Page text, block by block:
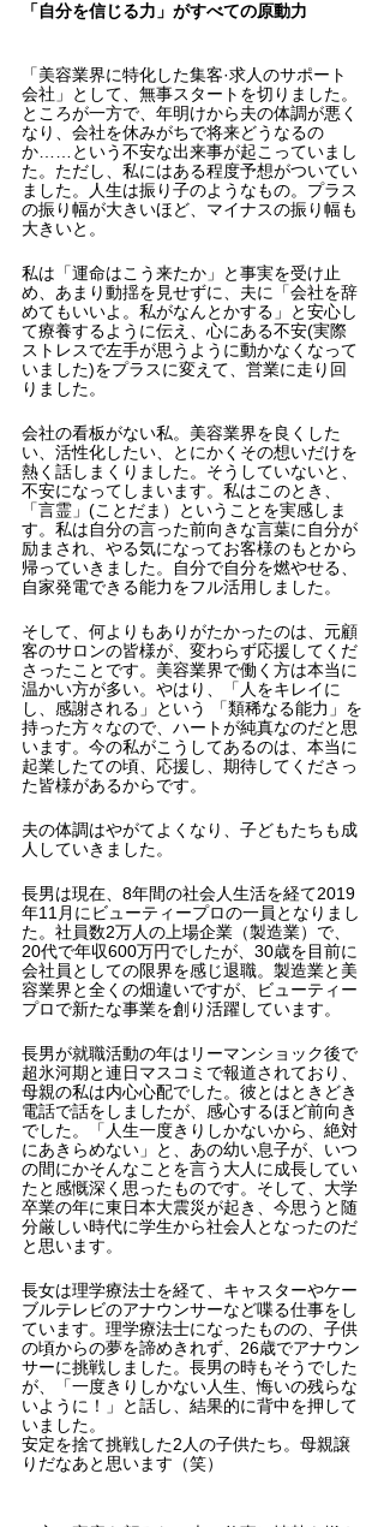
「自分を信じる力」がすべての原動力
「美容業界に特化した集客·求人のサポート
会社」として、無事スタートを切りました。
ところが一方で、年明けから夫の体調が悪く
なり、会社を休みがちで将来どうなるの
か……という不安な出来事が起こっていまし
た。ただし、私にはある程度予想がついてい
ました。人生は振り子のようなもの。プラス
の振り幅が大きいほど、マイナスの振り幅も
大きいと。
私は「運命はこう来たか」と事実を受け止
め、あまり動揺を見せずに、夫に「会社を辞
めてもいいよ。私がなんとかする」と安心し
て療養するように伝え、心にある不安(実際
ストレスで左手が思うように動かなくなって
いました)をプラスに変えて、営業に走り回
りました。
会社の看板がない私。美容業界を良くした
い、活性化したい、とにかくその想いだけを
熱く話しまくりました。そうしていないと、
不安になってしまいます。私はこのとき、
「言霊」(ことだま）ということを実感しま
す。私は自分の言った前向きな言葉に自分が
励まされ、やる気になってお客様のもとから
帰っていきました。自分で自分を燃やせる、
自家発電できる能力をフル活用しました。
そして、何よりもありがたかったのは、元顧
客のサロンの皆様が、変わらず応援してくだ
さったことです。美容業界で働く方は本当に
温かい方が多い。やはり、「人をキレイに
し、感謝される」という 「類稀なる能力」を
持った方々なので、ハートが純真なのだと思
います。今の私がこうしてあるのは、本当に
起業したての頃、応援し、期待してくださっ
た皆様があるからです。
夫の体調はやがてよくなり、子どもたちも成
人していきました。
長男は現在、8年間の社会人生活を経て2019
年11月にビューティープロの一員となりまし
た。社員数2万人の上場企業（製造業）で、
20代で年収600万円でしたが、30歳を目前に
会社員としての限界を感じ退職。製造業と美
容業界と全くの畑違いですが、ビューティー
プロで新たな事業を創り活躍しています。
長男が就職活動の年はリーマンショック後で
超氷河期と連日マスコミで報道されており、
母親の私は内心心配でした。彼とはときどき
電話で話をしましたが、感心するほど前向き
でした。「人生一度きりしかないから、絶対
にあきらめない」と、あの幼い息子が、いつ
の間にかそんなことを言う大人に成長してい
たと感慨深く思ったものです。そして、大学
卒業の年に東日本大震災が起き、今思うと随
分厳しい時代に学生から社会人となったのだ
と思います。
長女は理学療法士を経て、キャスターやケー
ブルテレビのアナウンサーなど喋る仕事をし
ています。理学療法士になったものの、子供
の頃からの夢を諦めきれず、26歳でアナウン
サーに挑戦しました。長男の時もそうでした
が、「一度きりしかない人生、悔いの残らな
いように！」と話し、結果的に背中を押して
いました。
安定を捨て挑戦した2人の子供たち。母親譲
りだなあと思います（笑）